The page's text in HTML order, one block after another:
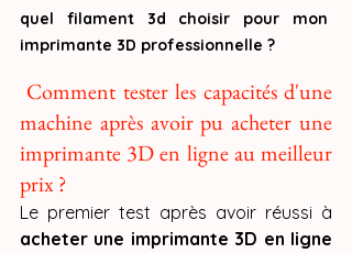
quel filament 3d choisir pour mon
imprimante 3D professionnelle ?
machine après avoir pu acheter une
imprimante 3D en ligne au meilleur
prix ?
acheter une imprimante 3D en ligne